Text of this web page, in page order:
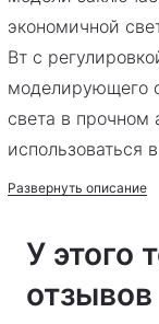
экономичной
Вт с
моделирующего
света в
использоваться
выездных
модели с
DP800IIIV и
создания
Развернуть описание
У этого
отзывов